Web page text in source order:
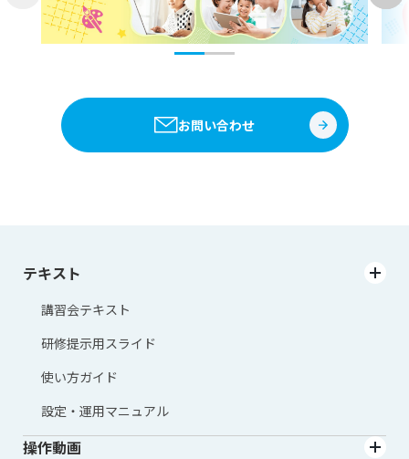
お問い合わせ
テキスト
講習会テキスト
研修提示用スライド
使い方ガイド
設定・運用マニュアル
操作動画